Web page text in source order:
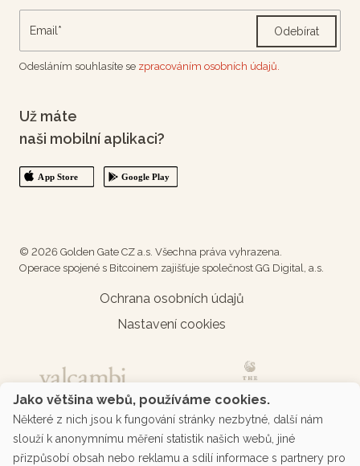
Odebírat
Odesláním souhlasíte se zpracováním osobních údajů.
Už máte
naši mobilní aplikaci?
© 2026 Golden Gate CZ a.s. Všechna práva vyhrazena.
Operace spojené s Bitcoinem zajišťuje společnost GG Digital, a.s.
Ochrana osobních údajů
Nastavení cookies
Jako většina webů, používáme cookies.
Některé z nich jsou k fungování stránky nezbytné, další nám
slouží k anonymnímu měření statistik našich webů, jiné
přizpůsobí obsah nebo reklamu a sdílí informace s partnery pro